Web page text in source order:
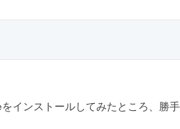
インストールしてみたところ、勝